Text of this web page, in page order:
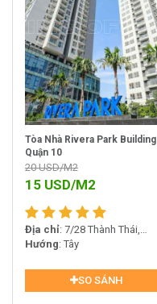
Tòa Nhà Rivera Park Building
Quận 10
20USD/M2
15 USD/M2
Địa chỉ: 7/28 Thành Thái,
Phường 14, Quận 10
Hướng : Tây
SO SÁNH